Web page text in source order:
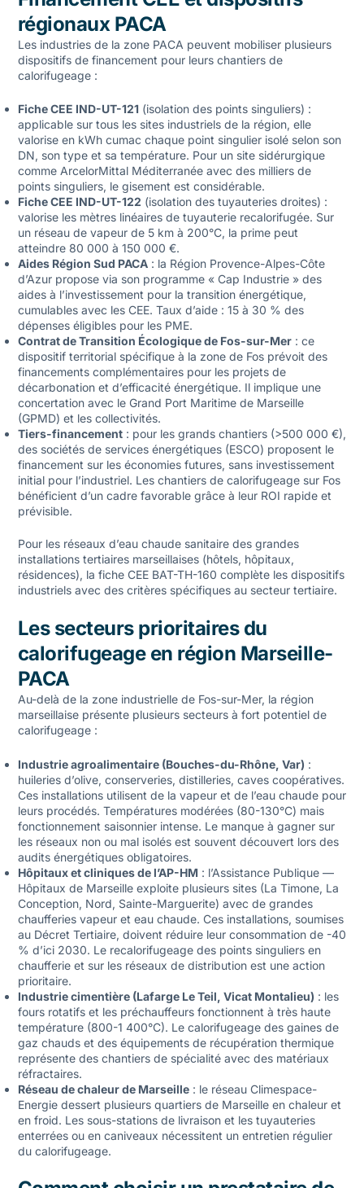
régionaux PACA
Les industries de la zone PACA peuvent mobiliser plusieurs
dispositifs de financement pour leurs chantiers de
calorifugeage :
Fiche CEE IND-UT-121 (isolation des points singuliers) :
applicable sur tous les sites industriels de la région, elle
valorise en kWh cumac chaque point singulier isolé selon son
DN, son type et sa température. Pour un site sidérurgique
comme ArcelorMittal Méditerranée avec des milliers de
points singuliers, le gisement est considérable.
Fiche CEE IND-UT-122 (isolation des tuyauteries droites) :
valorise les mètres linéaires de tuyauterie recalorifugée. Sur
un réseau de vapeur de 5 km à 200°C, la prime peut
atteindre 80 000 à 150 000 €.
Aides Région Sud PACA: la Région Provence-Alpes-Côte
d’Azur propose via son programme « Cap Industrie » des
aides à l’investissement pour la transition énergétique,
cumulables avec les CEE. Taux d’aide : 15 à 30 % des
dépenses éligibles pour les PME.
Contrat de Transition Écologique de Fos-sur-Mer: ce
dispositif territorial spécifique à la zone de Fos prévoit des
financements complémentaires pour les projets de
décarbonation et d’efficacité énergétique. Il implique une
concertation avec le Grand Port Maritime de Marseille
(GPMD) et les collectivités.
Tiers-financement: pour les grands chantiers (>500 000 €),
des sociétés de services énergétiques (ESCO) proposent le
financement sur les économies futures, sans investissement
initial pour l’industriel. Les chantiers de calorifugeage sur Fos
bénéficient d’un cadre favorable grâce à leur ROI rapide et
prévisible.
Pour les réseaux d’eau chaude sanitairedes grandes
installations tertiaires marseillaises (hôtels, hôpitaux,
résidences), la fiche CEE BAT-TH-160 complète les dispositifs
industriels avec des critères spécifiques au secteur tertiaire.
Les secteurs prioritaires du
calorifugeage en région Marseille-
PACA
Au-delà de la zone industrielle de Fos-sur-Mer, la région
marseillaise présente plusieurs secteurs à fort potentiel de
calorifugeage :
Industrie agroalimentaire (Bouches-du-Rhône, Var) :
huileries d’olive, conserveries, distilleries, caves coopératives.
Ces installations utilisent de la vapeur et de l’eau chaude pour
leurs procédés. Températures modérées (80-130°C) mais
fonctionnement saisonnier intense. Le manque à gagner sur
les réseaux non ou mal isolés est souvent découvert lors des
audits énergétiques obligatoires.
Hôpitaux et cliniques de l’AP-HM : l’Assistance Publique —
Hôpitaux de Marseille exploite plusieurs sites (La Timone, La
Conception, Nord, Sainte-Marguerite) avec de grandes
chaufferies vapeur et eau chaude. Ces installations, soumises
au Décret Tertiaire, doivent réduire leur consommation de -40
% d’ici 2030. Le recalorifugeage des points singuliers en
chaufferie et sur les réseaux de distribution est une action
prioritaire.
Industrie cimentière (Lafarge Le Teil, Vicat Montalieu) : les
fours rotatifs et les préchauffeurs fonctionnent à très haute
température (800-1 400°C). Le calorifugeage des gaines de
gaz chauds et des équipements de récupération thermique
représente des chantiers de spécialité avec des matériaux
réfractaires.
Réseau de chaleur de Marseille: le réseau Climespace-
Energie dessert plusieurs quartiers de Marseille en chaleur et
en froid. Les sous-stations de livraison et les tuyauteries
enterrées ou en caniveaux nécessitent un entretien régulier
du calorifugeage.